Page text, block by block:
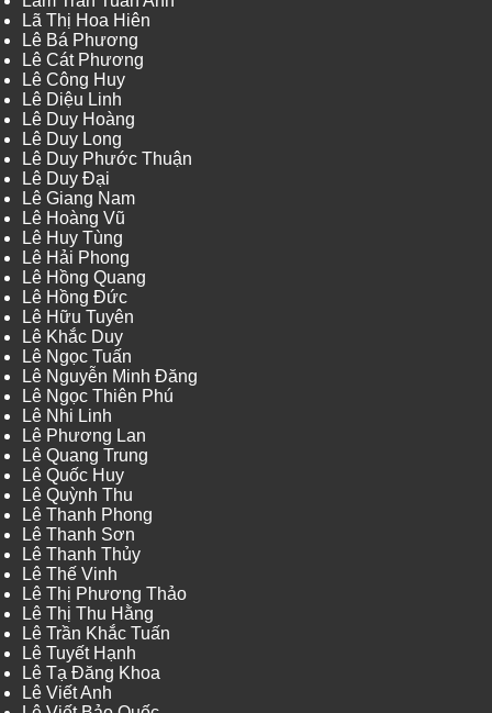
Lã Thị Hoa Hiên
Lê Bá Phương
Lê Cát Phương
Lê Công Huy
Lê Diệu Linh
Lê Duy Hoàng
Lê Duy Long
Lê Duy Phước Thuận
Lê Duy Đại
Lê Giang Nam
Lê Hoàng Vũ
Lê Huy Tùng
Lê Hải Phong
Lê Hồng Quang
Lê Hồng Đức
Lê Hữu Tuyên
Lê Khắc Duy
Lê Ngọc Tuấn
Lê Nguyễn Minh Đăng
Lê Ngọc Thiên Phú
Lê Nhi Linh
Lê Phương Lan
Lê Quang Trung
Lê Quốc Huy
Lê Quỳnh Thu
Lê Thanh Phong
Lê Thanh Sơn
Lê Thanh Thủy
Lê Thế Vinh
Lê Thị Phương Thảo
Lê Thị Thu Hằng
Lê Trần Khắc Tuấn
Lê Tuyết Hạnh
Lê Tạ Đăng Khoa
Lê Viết Anh